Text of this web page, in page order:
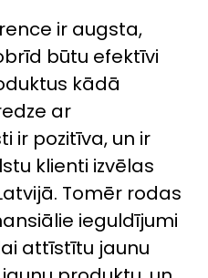
ir augsta,
būtu efektīvi
kādā
ar
ir pozitīva, un ir
klienti izvēlas
Tomēr rodas
ieguldījumi
attīstītu jaunu